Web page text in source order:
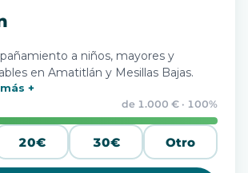
a niños, mayores y
en Amatitlán y Mesillas Bajas.
de 1.000 € · 100%
20€ 30€ Otro